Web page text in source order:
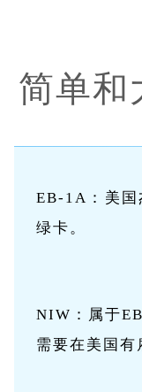
简单和
EB-1A：美国
绿卡。
NIW：属于
需要在美国有